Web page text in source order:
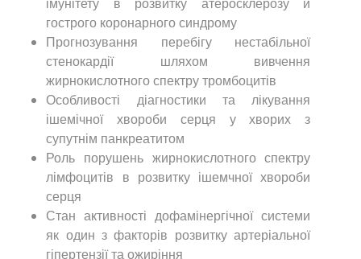
гострого коронарного синдрому
Прогнозування перебігу нестабільної
стенокардії шляхом вивчення
жирнокислотного спектру тромбоцитів
Особливості діагностики та лікування
ішемічної хвороби серця у хворих з
супутнім панкреатитом
Роль порушень жирнокислотного спектру
лімфоцитів в розвитку ішемчної хвороби
серця
Стан активності дофамінергічної системи
як один з факторів розвитку артеріальної
гіпертензії та ожиріння